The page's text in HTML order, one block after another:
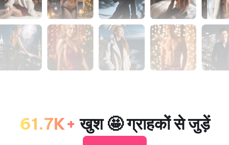
61.7K+ खुश 🤩 ग्राहकों से जुड़ें